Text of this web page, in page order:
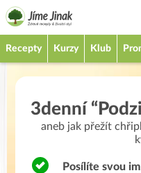
Recepty Kurzy Klub
3denní
aneb jak přežít
Posílíte svou